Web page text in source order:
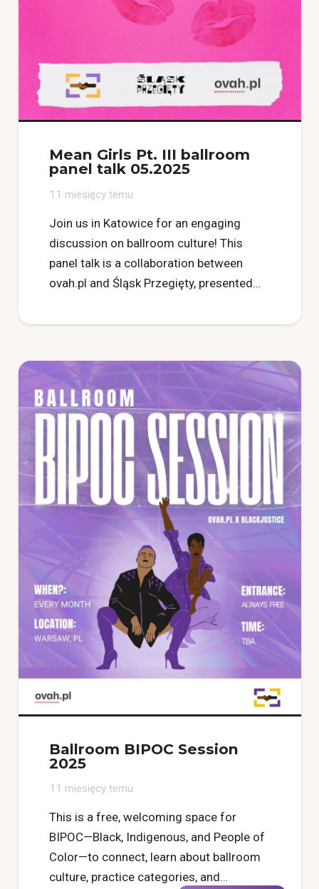
Mean Girls Pt. III ballroom
panel talk 05.2025
11 miesięcy temu
Join us in Katowice for an engaging
discussion on ballroom culture! This
panel talk is a collaboration between
ovah.pl and Śląsk Przegięty, presented…
Ballroom BIPOC Session
2025
11 miesięcy temu
This is a free, welcoming space for
BIPOC—Black, Indigenous, and People of
Color—to connect, learn about ballroom
culture, practice categories, and…